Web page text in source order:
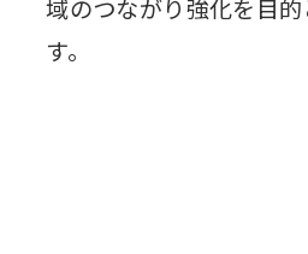
域のつながり強化を目
す。